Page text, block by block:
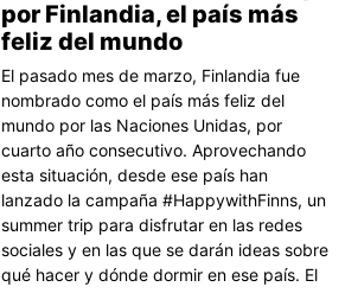
por Finlandia, el país más
feliz del mundo
El pasado mes de marzo, Finlandia fue
nombrado como el país más feliz del
mundo por las Naciones Unidas, por
cuarto año consecutivo. Aprovechando
esta situación, desde ese país han
lanzado la campaña #HappywithFinns, un
summer trip para disfrutar en las redes
sociales y en las que se darán ideas sobre
qué hacer y dónde dormir en ese país. El